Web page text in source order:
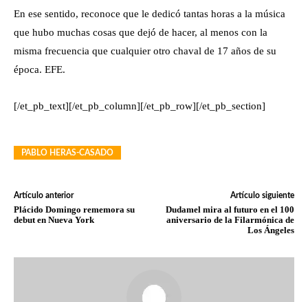
En ese sentido, reconoce que le dedicó tantas horas a la música
que hubo muchas cosas que dejó de hacer, al menos con la
misma frecuencia que cualquier otro chaval de 17 años de su
época. EFE.
[/et_pb_text][/et_pb_column][/et_pb_row][/et_pb_section]
PABLO HERAS-CASADO
Artículo anterior
Plácido Domingo rememora su
debut en Nueva York
Artículo siguiente
Dudamel mira al futuro en el 100
aniversario de la Filarmónica de
Los Ángeles